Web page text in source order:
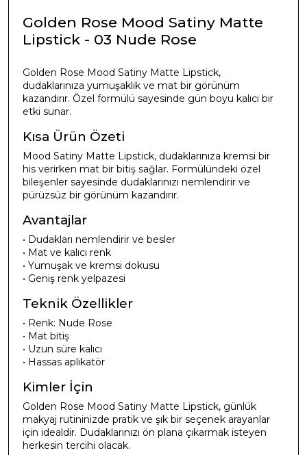
Golden Rose Mood Satiny Matte
Lipstick - 03 Nude Rose
Golden Rose Mood Satiny Matte Lipstick,
dudaklarınıza yumuşaklık ve mat bir görünüm
kazandırır. Özel formülü sayesinde gün boyu kalıcı bir
etki sunar.
Kısa Ürün Özeti
Mood Satiny Matte Lipstick, dudaklarınıza kremsi bir
his verirken mat bir bitiş sağlar. Formülündeki özel
bileşenler sayesinde dudaklarınızı nemlendirir ve
pürüzsüz bir görünüm kazandırır.
Avantajlar
• Dudakları nemlendirir ve besler
• Mat ve kalıcı renk
• Yumuşak ve kremsi dokusu
• Geniş renk yelpazesi
Teknik Özellikler
• Renk: Nude Rose
• Mat bitiş
• Uzun süre kalıcı
• Hassas aplikatör
Kimler İçin
Golden Rose Mood Satiny Matte Lipstick, günlük
makyaj rutininizde pratik ve şık bir seçenek arayanlar
için idealdir. Dudaklarınızı ön plana çıkarmak isteyen
herkesin tercihi olacak.